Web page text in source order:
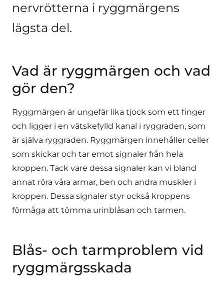
nervrötterna i ryggmärgens
lägsta del.
Vad är ryggmärgen och vad
gör den?
Ryggmärgen är ungefär lika tjock som ett finger
och ligger i en vätskefylld kanal i ryggraden, som
är själva ryggraden. Ryggmärgen innehåller celler
som skickar och tar emot signaler från hela
kroppen. Tack vare dessa signaler kan vi bland
annat röra våra armar, ben och andra muskler i
kroppen. Dessa signaler styr också kroppens
förmåga att tömma urinblåsan och tarmen.
Blås- och tarmproblem vid
ryggmärgsskada